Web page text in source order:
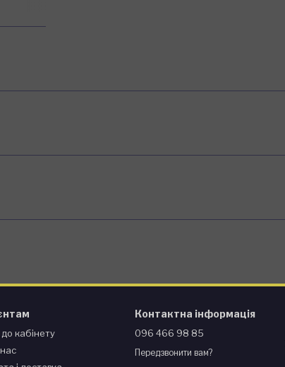
до кабінету
Контактна інформація
096 466 98 85
Передзвонити вам?